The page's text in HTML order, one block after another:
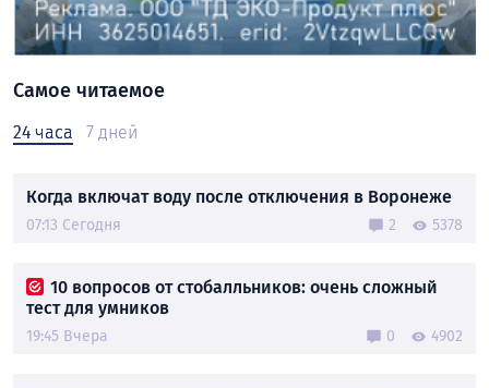
Самое читаемое
24 часа 7 дней
Когда включат воду после отключения в Воронеже
07:13 Сегодня 2 5378
10 вопросов от стобалльников: очень сложный
тест для умников
19:45 Вчера 0 4902